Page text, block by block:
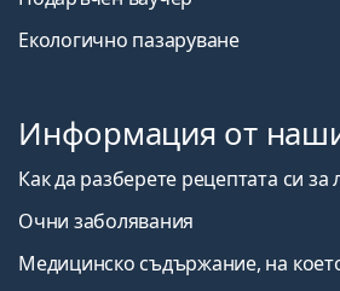
Екологично пазаруване
Информация от
Как да разберете рецептата си за
Очни заболявания
Медицинско съдържание, на